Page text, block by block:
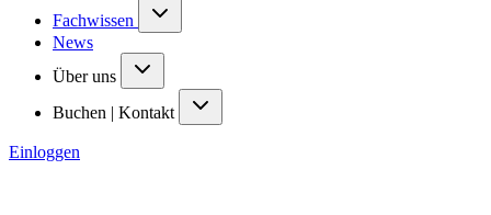
Fachwissen
News
Über uns
Buchen | Kontakt
Einloggen